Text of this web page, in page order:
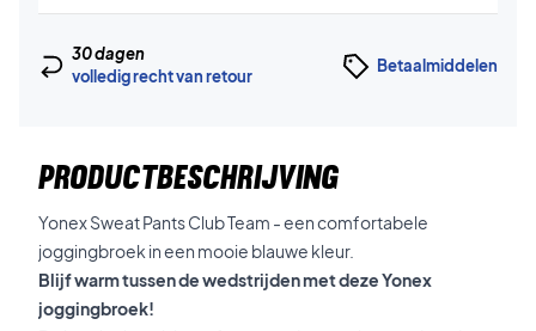
30 dagen
volledig recht van retour
Betaalmiddelen
PRODUCTBESCHRIJVING
Yonex Sweat Pants Club Team - een comfortabele
joggingbroek in een mooie blauwe kleur.
Blijf warm tussen de wedstrijden met deze Yonex
joggingbroek!